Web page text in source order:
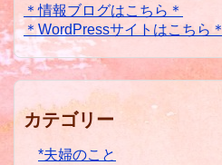
＊情報ブログはこちら＊
＊WordPressサイトはこちら＊
カテゴリー
*夫婦のこと